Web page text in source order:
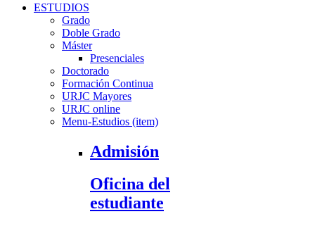
ESTUDIOS
Grado
Doble Grado
Máster
Presenciales
Doctorado
Formación Continua
URJC Mayores
URJC online
Menu-Estudios (item)
Admisión
Oficina del
estudiante